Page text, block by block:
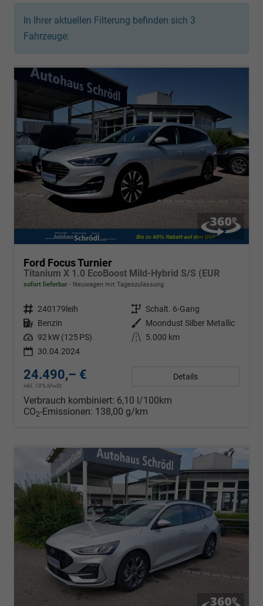
In Ihrer aktuellen Filterung befinden sich 3
Fahrzeuge:
Ford Focus Turnier
Titanium X 1.0 EcoBoost Mild-Hybrid S/S (EUR
sofort lieferbar Neuwagen mit Tageszulassung
Fahrzeugnr. 240179leih Getriebe Schalt. 6-Gang
Kraftstoff Benzin Außenfarbe Moondust Silber Metallic
Leistung 92 kW (125 PS) Kilometerstand
5.000 km
30.04.2024
24.490,– €
inkl. 19% MwSt.
Details
Verbrauch kombiniert: 6,10 l/100km
CO2-Emissionen: 138,00 g/km